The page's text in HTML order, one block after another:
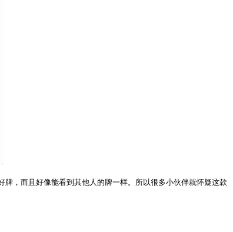
，而且好像能看到其他人的牌一样。所以很多小伙伴就怀疑这款